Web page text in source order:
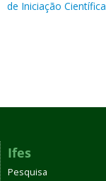
de Iniciação Científica
Ifes
Pesquisa